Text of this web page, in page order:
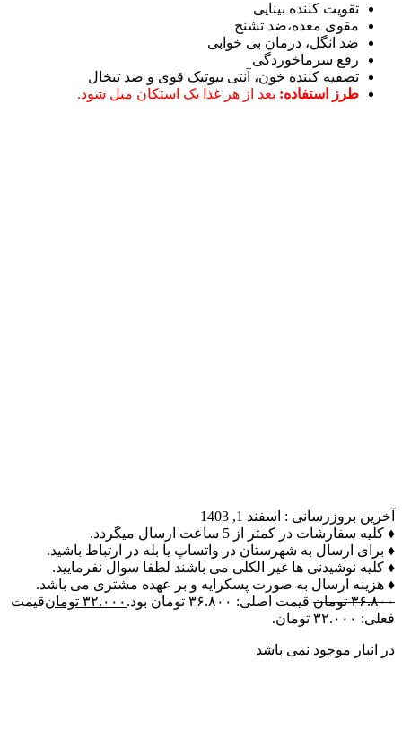
تقویت کننده بینایی
مقوی معده،ضد تشنج
ضد انگل، درمان بی خوابی
رفع سرماخوردگی
تصفیه کننده خون، آنتی بیوتیک قوی و ضد تبخال
طرز استفاده: بعد از هر غذا یک استکان میل شود.
آخرین بروزرسانی : اسفند 1, 1403
♦ کلیه سفارشات در کمتر از 5 ساعت ارسال میگردد.
♦ برای ارسال به شهرستان در واتساپ یا بله در ارتباط باشید.
♦ کلیه نوشیدنی ها غیر الکلی می باشند لطفا سوال نفرمایید.
♦ هزینه ارسال به صورت پسکرایه و بر عهده مشتری می باشد.
۳۶.۸۰۰ تومان قیمت اصلی: ۳۶.۸۰۰ تومان بود. ۳۲.۰۰۰ تومانقیمت
فعلی: ۳۲.۰۰۰ تومان.
در انبار موجود نمی باشد